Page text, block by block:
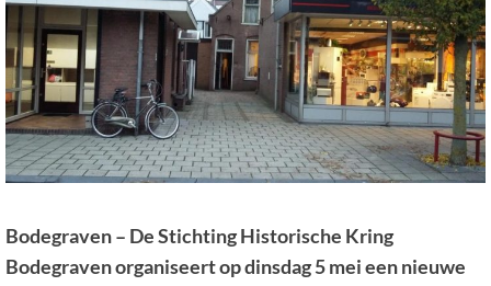
Bodegraven – De Stichting Historische Kring
Bodegraven organiseert op dinsdag 5 mei een nieuwe